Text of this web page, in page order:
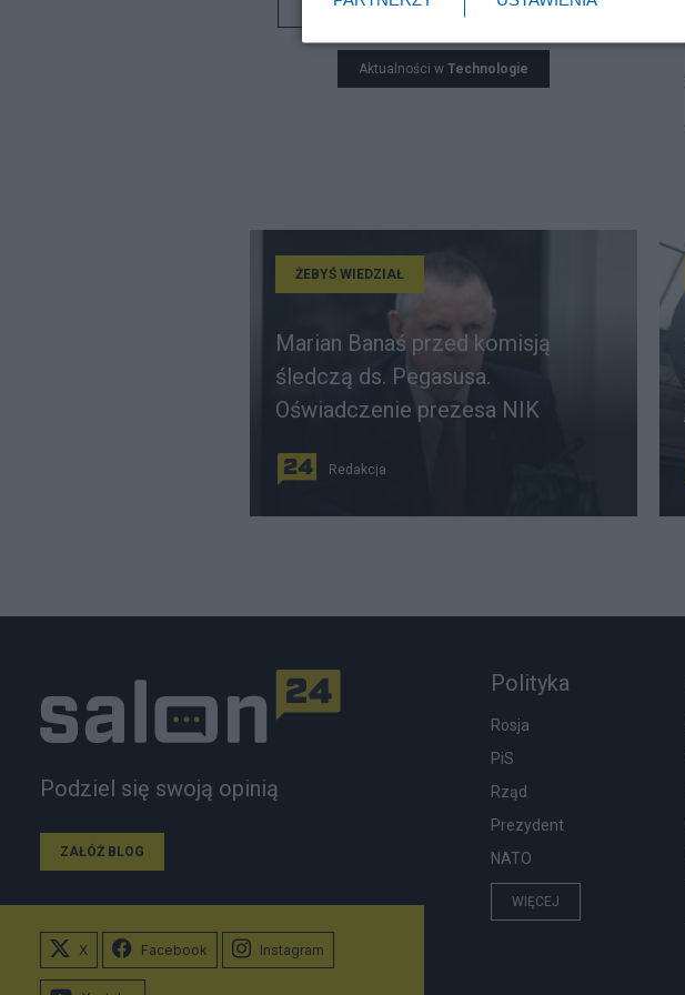
Telekomunikacja Bitcoin
Aktualności wTechnologie
ŻEBYŚ WIEDZIAŁ
Marian Banaś przed komisją
śledczą ds. Pegasusa.
Oświadczenie prezesa NIK
Redakcja
Podziel się swoją opinią
ZAŁÓŻ BLOG
Polityka
Rosja
PiS
Rząd
Prezydent
NATO
WIĘCEJ
X Facebook Instagram